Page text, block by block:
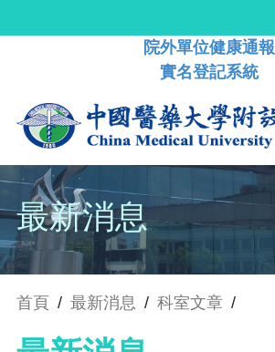
院外單位健康通報
實名登記系統
最新消息
首頁 / 最新消息 / 科室文章 /